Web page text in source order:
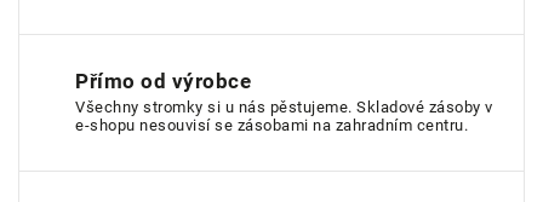
Přímo od výrobce
Všechny stromky si u nás pěstujeme. Skladové zásoby v
e-shopu nesouvisí se zásobami na zahradním centru.